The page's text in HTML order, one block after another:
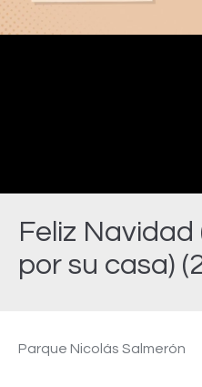
Feliz
por su casa)
Parque Nicolás Salmerón